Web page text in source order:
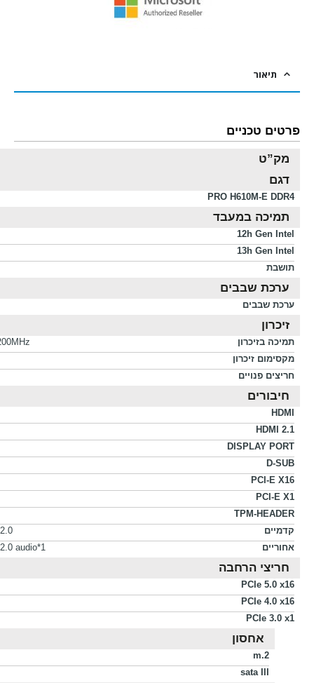
תיאור
פרטים טכניים
מק”ט
דגם
PRO H610M-E DDR4
תמיכה במעבד
12h Gen Intel
13h Gen Intel
תושבת
ערכת שבבים
ערכת שבבים
זיכרון
תמיכה בזיכרון
מקסימום זיכרון
חריצים פנויים
חיבורים
HDMI
HDMI 2.1
DISPLAY PORT
D-SUB
PCI-E X16
PCI-E X1
TPM-HEADER
קדמיים
אחוריים
1*USB, 2*usb 3.2 4*usb 2.0 audio
חריצי הרחבה
PCIe 5.0 x16
PCIe 4.0 x16
PCIe 3.0 x1
אחסון
m.2
sata III